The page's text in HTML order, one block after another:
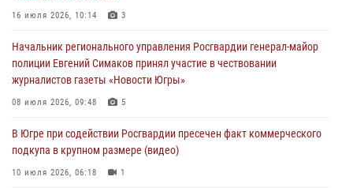
Генерал-полковник Юрий Аверин выступил на Всероссийском
04 августа 2026, 11:11
Ключевые события Росгвардии: итоги недели с 27 июля по 2
августа (видео)
Сотрудник Росгвардии из Югры спас ребёнка от нападения дикой
лисы в Алтайском крае
16 июля 2026, 10:14 3
Начальник регионального управления Росгвардии генерал-майор
полиции Евгений Симаков принял участие в чествовании
журналистов газеты «Новости Югры»
08 июля 2026, 09:48 5
В Югре при содействии Росгвардии пресечен факт коммерческого
подкупа в крупном размере (видео)
10 июля 2026, 06:18 1